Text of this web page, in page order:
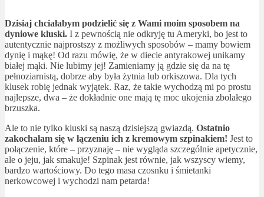
Dzisiaj chciałabym podzielić się z Wami moim sposobem na
dyniowe kluski. I z pewnością nie odkryję tu Ameryki, bo jest to
autentycznie najprostszy z możliwych sposobów – mamy bowiem
dynię i mąkę! Od razu mówię, że w diecie antyrakowej unikamy
białej mąki. Nie lubimy jej! Zamieniamy ją gdzie się da na tę
pełnoziarnistą, dobrze aby była żytnia lub orkiszowa. Dla tych
klusek robię jednak wyjątek. Raz, że takie wychodzą mi po prostu
najlepsze, dwa – że dokładnie one mają tę moc ukojenia zbolałego
brzuszka.
Ale to nie tylko kluski są naszą dzisiejszą gwiazdą. Ostatnio
zakochałam się w łączeniu ich z kremowym szpinakiem! Jest to
połączenie, które – przyznaję – nie wygląda szczególnie apetycznie,
ale o jeju, jak smakuje! Szpinak jest równie, jak wszyscy wiemy,
bardzo wartościowy. Do tego masa czosnku i śmietanki
nerkowcowej i wychodzi nam petarda!